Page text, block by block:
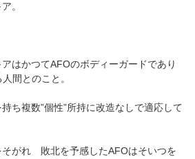
。
はかつてAFOのボディーガードであり
間とのこと。
ち複数”個性”所持に改造なしで適応して
そがれ 敗北を予感したAFOはそいつを